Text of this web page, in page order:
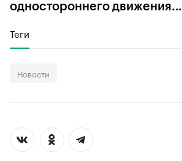
одностороннего движения...
Теги
Новости